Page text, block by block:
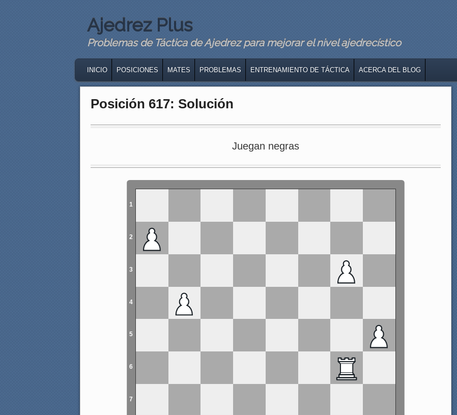
Ajedrez Plus
Problemas de Táctica de Ajedrez para mejorar el nivel ajedrecístico
SKIP TO PRIMARY CONTENT
SKIP TO SECONDARY CONTENT
INICIO POSICIONES MATES PROBLEMAS ENTRENAMIENTO DE TÁCTICA ACERCA DEL BLOG
Posición 617: Solución
Juegan negras
1
2
3
4
5
6
7